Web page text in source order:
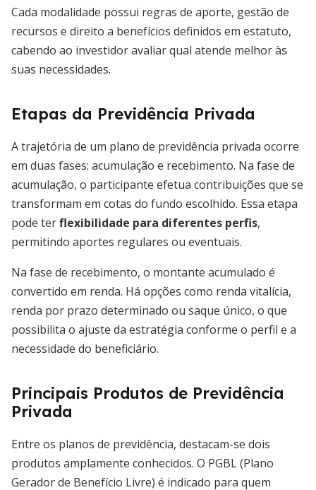
Cada modalidade possui regras de aporte, gestão de
recursos e direito a benefícios definidos em estatuto,
cabendo ao investidor avaliar qual atende melhor às
suas necessidades.
Etapas da Previdência Privada
A trajetória de um plano de previdência privada ocorre
em duas fases: acumulação e recebimento. Na fase de
acumulação, o participante efetua contribuições que se
transformam em cotas do fundo escolhido. Essa etapa
pode terflexibilidade para diferentes perfis,
permitindo aportes regulares ou eventuais.
Na fase de recebimento, o montante acumulado é
convertido em renda. Há opções como renda vitalícia,
renda por prazo determinado ou saque único, o que
possibilita o ajuste da estratégia conforme o perfil e a
necessidade do beneficiário.
Principais Produtos de Previdência
Privada
Entre os planos de previdência, destacam-se dois
produtos amplamente conhecidos. O PGBL (Plano
Gerador de Benefício Livre) é indicado para quem